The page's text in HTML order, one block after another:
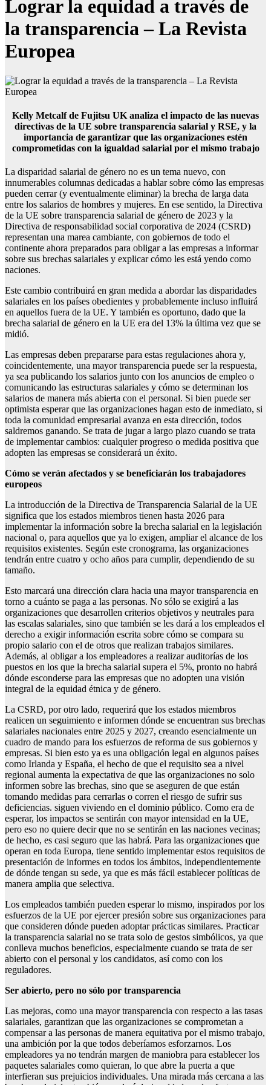
Lograr la equidad a través de
la transparencia – La Revista
Europea
Kelly Metcalfde Fujitsu UK analiza el impacto de las nuevas
directivas de la UE sobre transparencia salarial y RSE, y la
importancia de garantizar que las organizaciones estén
comprometidas con la igualdad salarial por el mismo trabajo
La disparidad salarial de género no es un tema nuevo, con
innumerables columnas dedicadas a hablar sobre cómo las empresas
pueden cerrar (y eventualmente eliminar) la brecha de larga data
entre los salarios de hombres y mujeres. En ese sentido, la Directiva
de la UE sobre transparencia salarial de género de 2023 y la
Directiva de responsabilidad social corporativa de 2024 (CSRD)
representan una marea cambiante, con gobiernos de todo el
continente ahora preparados para obligar a las empresas a informar
sobre sus brechas salariales y explicar cómo les está yendo como
naciones.
Este cambio contribuirá en gran medida a abordar las disparidades
salariales en los países obedientes y probablemente incluso influirá
en aquellos fuera de la UE. Y también es oportuno, dado que la
brecha salarial de género en la UE era del 13% la última vez que se
midió.
Las empresas deben prepararse para estas regulaciones ahora y,
coincidentemente, una mayor transparencia puede ser la respuesta,
ya sea publicando los salarios junto con los anuncios de empleo o
comunicando las estructuras salariales y cómo se determinan los
salarios de manera más abierta con el personal. Si bien puede ser
optimista esperar que las organizaciones hagan esto de inmediato, si
toda la comunidad empresarial avanza en esta dirección, todos
saldremos ganando. Se trata de jugar a largo plazo cuando se trata
de implementar cambios: cualquier progreso o medida positiva que
adopten las empresas se considerará un éxito.
Cómo se verán afectados y se beneficiarán los trabajadores
europeos
La introducción de la Directiva de Transparencia Salarial de la UE
significa que los estados miembros tienen hasta 2026 para
implementar la información sobre la brecha salarial en la legislación
nacional o, para aquellos que ya lo exigen, ampliar el alcance de los
requisitos existentes. Según este cronograma, las organizaciones
tendrán entre cuatro y ocho años para cumplir, dependiendo de su
tamaño.
Esto marcará una dirección clara hacia una mayor transparencia en
torno a cuánto se paga a las personas. No sólo se exigirá a las
organizaciones que desarrollen criterios objetivos y neutrales para
las escalas salariales, sino que también se les dará a los empleados el
derecho a exigir información escrita sobre cómo se compara su
propio salario con el de otros que realizan trabajos similares.
Además, al obligar a los empleadores a realizar auditorías de los
puestos en los que la brecha salarial supera el 5%, pronto no habrá
dónde esconderse para las empresas que no adopten una visión
integral de la equidad étnica y de género.
La CSRD, por otro lado, requerirá que los estados miembros
realicen un seguimiento e informen dónde se encuentran sus brechas
salariales nacionales entre 2025 y 2027, creando esencialmente un
cuadro de mando para los esfuerzos de reforma de sus gobiernos y
empresas. Si bien esto ya es una obligación legal en algunos países
como Irlanda y España, el hecho de que el requisito sea a nivel
regional aumenta la expectativa de que las organizaciones no solo
informen sobre las brechas, sino que se aseguren de que están
tomando medidas para cerrarlas o corren el riesgo de sufrir sus
deficiencias. siguen viviendo en el dominio público. Como era de
esperar, los impactos se sentirán con mayor intensidad en la UE,
pero eso no quiere decir que no se sentirán en las naciones vecinas;
de hecho, es casi seguro que las habrá. Para las organizaciones que
operan en toda Europa, tiene sentido implementar estos requisitos de
presentación de informes en todos los ámbitos, independientemente
de dónde tengan su sede, ya que es más fácil establecer políticas de
manera amplia que selectiva.
Los empleados también pueden esperar lo mismo, inspirados por los
esfuerzos de la UE por ejercer presión sobre sus organizaciones para
que consideren dónde pueden adoptar prácticas similares. Practicar
la transparencia salarial no se trata solo de gestos simbólicos, ya que
conlleva muchos beneficios, especialmente cuando se trata de ser
abierto con el personal y los candidatos, así como con los
reguladores.
Ser abierto, pero no sólo por transparencia
Las mejoras, como una mayor transparencia con respecto a las tasas
salariales, garantizan que las organizaciones se comprometan a
compensar a las personas de manera equitativa por el mismo trabajo,
una ambición por la que todos deberíamos esforzarnos. Los
empleadores ya no tendrán margen de maniobra para establecer los
paquetes salariales como quieran, lo que abre la puerta a que
interfieran sus prejuicios individuales. Una mirada más cercana a las